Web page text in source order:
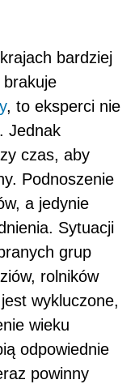
bardziej
, to eksperci nie
Jednak
czas, aby
Podnoszenie
a jedynie
Sytuacji
grup
rolników
wykluczone,
wieku
odpowiednie
powinny